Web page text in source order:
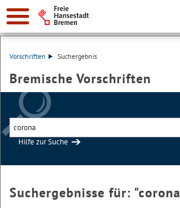
Vorschriften Suchergebnis
Bremische Vorschriften
Hilfe zur Suche
Suchergebnisse für: "corona